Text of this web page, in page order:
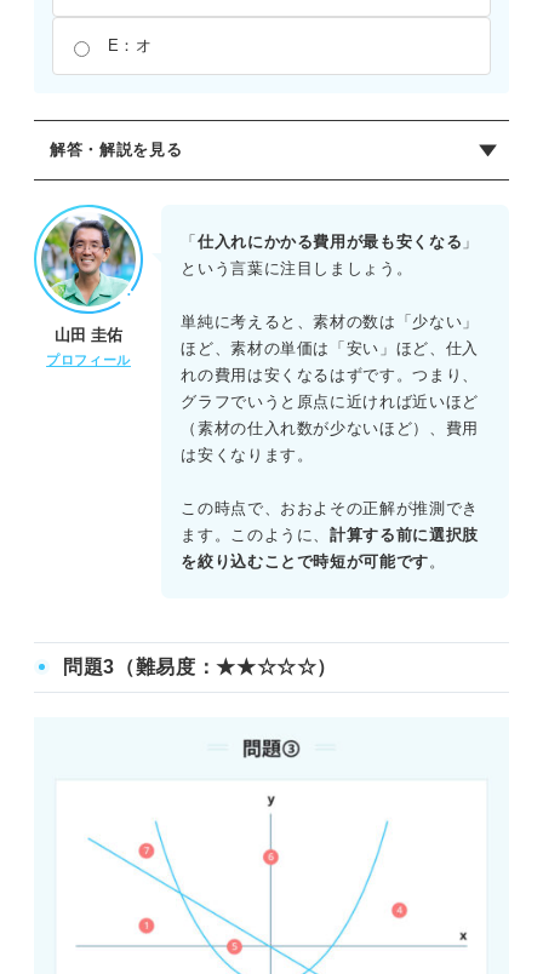
E：オ
解答・解説を見る
正解：D
仕入れにかかる費用の総額を最も安くする点を探す。費用
は「400×素材Aの個数＋300×素材Bの個数」で計算され
る。
費用を安くするためには、仕入れ個数が少ない原点に近い
点を確認すれば良い。合計個数が50個となる条件eの境界線
上にある点エ（A＝15、B＝35）と点オ（A＝30、B＝20）
よりも費用が1,500円安くなるため、正解はエとなる。
山田 圭佑
プロフィール
「 仕入れにかかる費用が最も安くなる 」
という言葉に注目しましょう。
単純に考えると、素材の数は「少ない」
ほど、素材の単価は「安い」ほど、仕入
れの費用は安くなるはずです。つまり、
グラフでいうと原点に近ければ近いほど
（素材の仕入れ数が少ないほど）、費用
は安くなります。
この時点で、おおよその正解が推測でき
ます。このように、計算する前に選択肢
を絞り込むことで時短が可能です 。
問題3（難易度：★★☆☆☆）